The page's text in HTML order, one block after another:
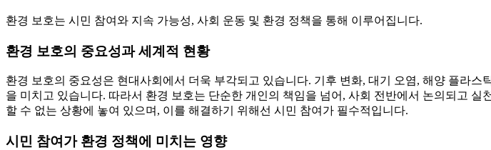
환경 보호는 시민 참여와 지속 가능성, 사회 운동 및 환경 정책을 통해 이루어집니다.
환경 보호의 중요성과 세계적 현황
환경 보호의 중요성은 현대사회에서 더욱 부각되고 있습니다. 기후 변화, 대기 오염, 해양 플라
을 미치고 있습니다. 따라서 환경 보호는 단순한 개인의 책임을 넘어, 사회 전반에서 논의되고
할 수 없는 상황에 놓여 있으며, 이를 해결하기 위해선 시민 참여가 필수적입니다.
시민 참여가 환경 정책에 미치는 영향